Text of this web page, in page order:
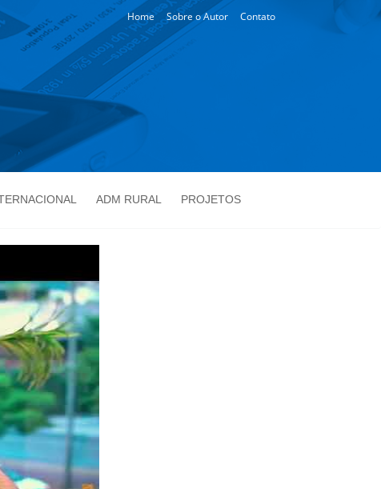
Home Sobre o Autor Contato
ADM RURAL PROJETOS